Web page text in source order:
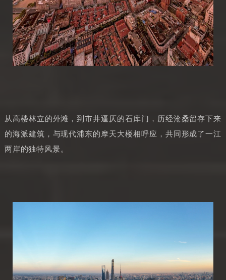
从高楼林立的外滩，到市井逼仄的石库门，历经沧桑留存下来
的海派建筑，与现代浦东的摩天大楼相呼应，共同形成了一江
两岸的独特风景。